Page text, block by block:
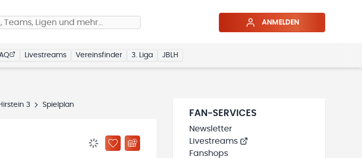
Teams, Ligen und mehr… ANMELDEN
Livestreams Vereinsfinder 3. Liga JBLH
3 Spielplan
BENACHRICHTIGUNGSSTATUS WIRD GELADEN
ZU „MEINE TEAMS“ HINZUFÜGEN
FAN-SERVICES
Newsletter
Livestreams
Fanshops